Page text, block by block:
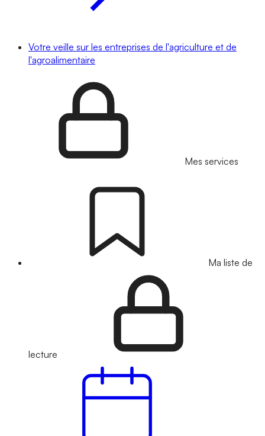
Votre veille sur les entreprises de l'agriculture et de
l'agroalimentaire
Mes services
Ma liste de
lecture